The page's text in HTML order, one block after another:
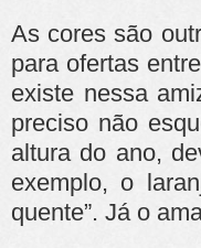
As cores são
para ofertas
existe nessa
preciso não
altura do ano,
exemplo, o
quente”. Já o